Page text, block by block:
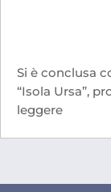
Si è conclusa
“Isola Ursa”,
leggere